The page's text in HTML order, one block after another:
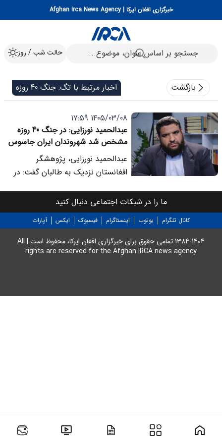
خبرگزاری افغان ایرکا | Afghan Irca News Agency
حالت شب / روز
بازگشت اخبار مرتبط با تگ: جنگ 40 روزه
1405/03/08 17:59
عبدالحمید نورزایی: در جنگ 40 روزه
مشخص شد شهروندان ایران جاسوس
بودند نه افغانستانی ها
عبدالحمید نورزایی، پژوهشگر
افغانستان نزدیک به طالبان گفت: در
تلاش می کردند تمامی مسائل مربوط
به نفوذ، جاسوسی یا حملات را به اتباع
افغانستان نسبت دهند، در حالی که در
جنگ 40 روزه مشخص شد بخشی از
این اقدامات توسط شهروندان ایرانی
ما را در شبکات اجتماعی دنبال کنید
کانال تلگرام یوتوب اینستاگرام فیسبوک ایکس آپارات
1384-1404 تمامی حقوق برای خبرگزاری افغان ایرکا، محفوظ است | All
rights are reserved for the Afghan IRCA news agency